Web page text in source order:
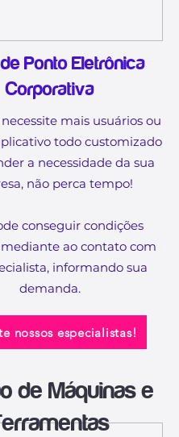
Ponto Eletrônica
Corporativa
mais usuários ou
todo customizado
a necessidade da sua
não perca tempo!
conseguir condições
ao contato com
informando sua
demanda.​
nossos especialistas!
de Máquinas e